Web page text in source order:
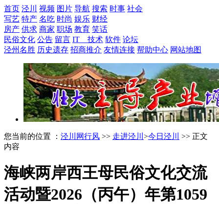
首页 泾川 视频 图片 导航 搜索 时事 社会
写艺 特产 名吃 时尚 娱乐 财经
房产 供求 商家 职场 教育 笑话
民俗文化 公告 留言 IT 技术 软件 论坛
泾州名胜 历史遗存 招商推介 友情连接 帮助中心 网站地图
您当前的位置 ： 泾川网行风 >> 走进泾川 >今日泾川
>> 正文
内容
海峡两岸西王母民俗文化交流
活动暨2026（丙午）年第1059